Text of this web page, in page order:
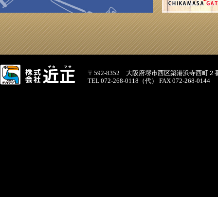
〒592-8352 大阪府堺市西区築港浜寺西町２
TEL 072-268-0118（代） FAX 072-268-0144